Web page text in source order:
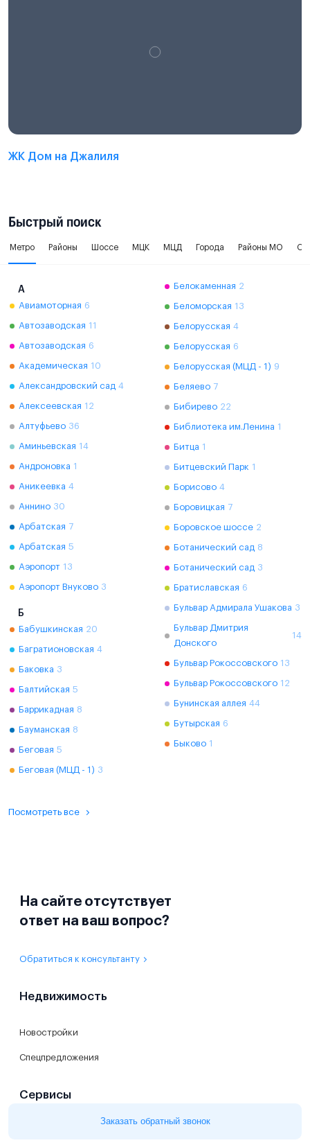
Заказать обратный звонок
ЖК Дом на Джалиля
Быстрый поиск
Метро Районы Шоссе МЦК МЦД Города Районы МО
А
Авиамоторная 6
Автозаводская 11
Автозаводская 6
Академическая 10
Александровский сад 4
Алексеевская 12
Алтуфьево 36
Аминьевская 14
Андроновка 1
Аникеевка 4
Аннино 30
Арбатская 7
Арбатская 5
Аэропорт 13
Аэропорт Внуково 3
Б
Бабушкинская 20
Багратионовская 4
Баковка 3
Балтийская 5
Баррикадная 8
Бауманская 8
Беговая 5
Беговая (МЦД - 1) 3
Белокаменная 2
Беломорская 13
Белорусская 4
Белорусская 6
Белорусская (МЦД - 1) 9
Беляево 7
Бибирево 22
Библиотека им.Ленина 1
Битца 1
Битцевский Парк 1
Борисово 4
Боровицкая 7
Боровское шоссе 2
Ботанический сад 8
Ботанический сад 3
Братиславская 6
Бульвар Адмирала Ушакова 3
Бульвар Дмитрия
Донского
14
Бульвар Рокоссовского 13
Бульвар Рокоссовского 12
Бунинская аллея 44
Бутырская 6
Быково 1
Посмотреть все
На сайте отсутствует
ответ на ваш вопрос?
Обратиться к консультанту
Недвижимость
Новостройки
Спецпредложения
Сервисы